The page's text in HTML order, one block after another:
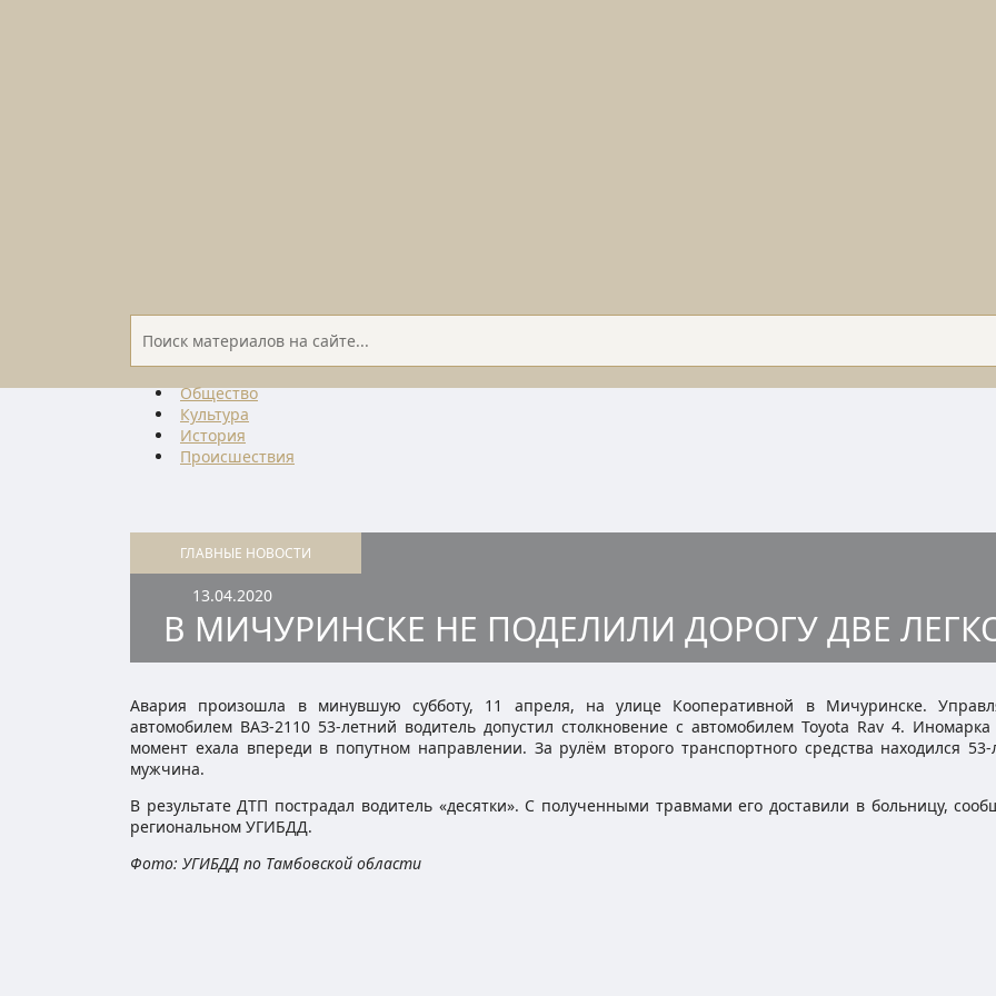
Общество
Культура
История
Проиcшествия
ГЛАВНЫЕ НОВОСТИ
13.04.2020
В МИЧУРИНСКЕ НЕ ПОДЕЛИЛИ ДОРОГУ ДВЕ
Авария произошла в минувшую субботу, 11 апреля, на улице Кооперативной в Мичуринске.
автомобилем ВАЗ-2110 53-летний водитель допустил столкновение с автомобилем Toyota Rav 4. Иномарка
момент ехала впереди в попутном направлении. За рулём второго транспортного средства находился 53-
мужчина.
В результате ДТП пострадал водитель «десятки». С полученными травмами его доставили в больницу,
региональном УГИБДД.
Фото: УГИБДД по Тамбовской области